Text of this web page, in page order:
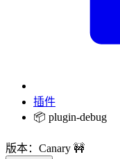
插件
📦 plugin-debug
版本：Canary 🚧